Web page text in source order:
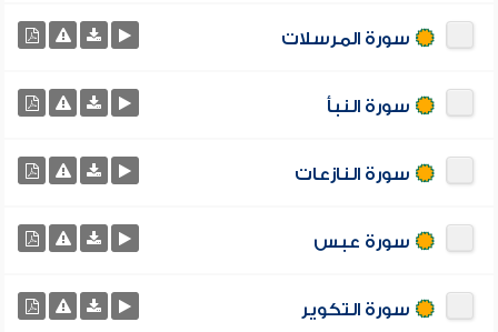
سورة المرسلات
سورة النبأ
سورة النازعات
سورة عبس
سورة التكوير